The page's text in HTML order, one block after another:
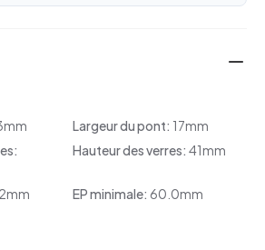
Largeur du pont: 17mm
Hauteur des verres: 41mm
EP minimale: 60.0mm